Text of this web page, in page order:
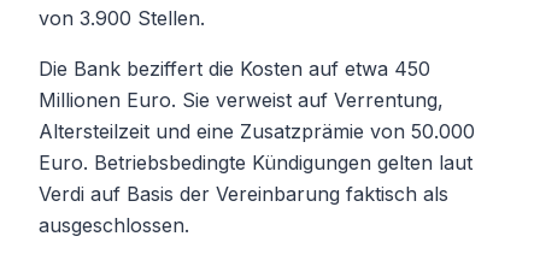
von 3.900 Stellen.
Die Bank beziffert die Kosten auf etwa 450
Millionen Euro. Sie verweist auf Verrentung,
Altersteilzeit und eine Zusatzprämie von 50.000
Euro. Betriebsbedingte Kündigungen gelten laut
Verdi auf Basis der Vereinbarung faktisch als
ausgeschlossen.